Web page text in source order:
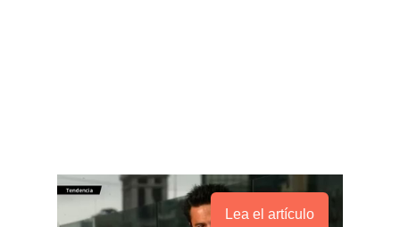
Lea el artículo